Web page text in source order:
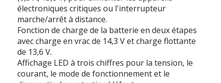
électroniques critiques ou l'interrupteur
marche/arrêt à distance.
Fonction de charge de la batterie en deux étapes
avec charge en vrac de 14,3 V et charge flottante
de 13,6 V.
Affichage LED à trois chiffres pour la tension, le
courant, le mode de fonctionnement et le